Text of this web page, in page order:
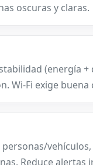
oscuras y claras.
(energía +
Wi‑Fi exige
vehículos,
Reduce alertas